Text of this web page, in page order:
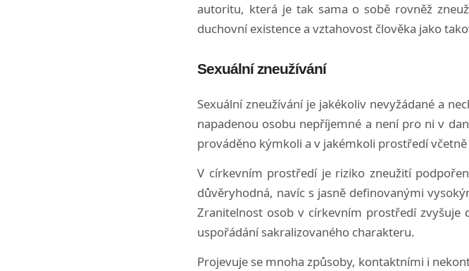
autoritu, která je tak sama o sobě rovněž
duchovní existence a vztahovost člověka jako
Sexuální zneužívání
Sexuální zneužívání je jakékoliv nevyžádané a
napadenou osobu nepříjemné a není pro ni v
prováděno kýmkoli a v jakémkoli prostředí
V církevním prostředí je riziko zneužití
důvěryhodná, navíc s jasně definovanými
Zranitelnost osob v církevním prostředí
uspořádání sakralizovaného charakteru.
Projevuje se mnoha způsoby, kontaktními i